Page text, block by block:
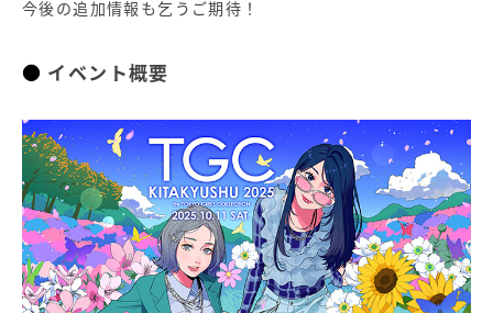
今後の追加情報も乞うご期待！
イベント概要